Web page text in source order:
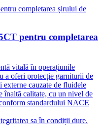
pentru completarea
vitală în operațiunile
a oferi protecție garniturii de
cauzate de fluidele
înaltă calitate, cu un nivel de
standardului NACE
sa în condiții dure.